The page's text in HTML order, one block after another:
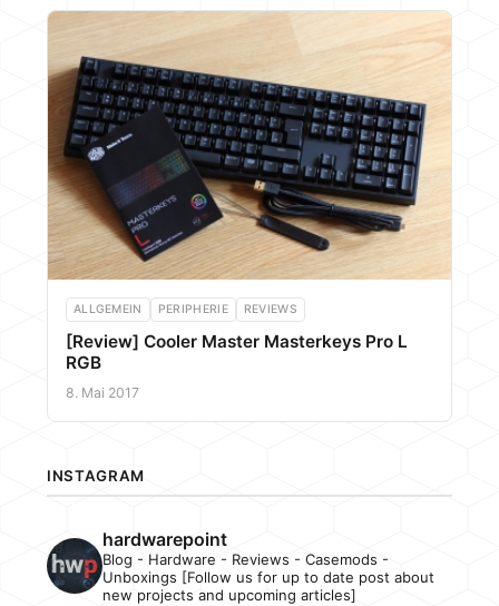
ALLGEMEIN PERIPHERIE REVIEWS
[Review] Cooler Master Masterkeys Pro L
RGB
8. Mai 2017
INSTAGRAM
hardwarepoint
Blog - Hardware - Reviews - Casemods -
Unboxings [Follow us for up to date post about
new projects and upcoming articles]